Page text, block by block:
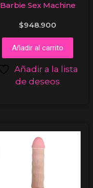
Barbie Sex Machine
$948.900
Añadir al carrito
Añadir a la lista
de deseos